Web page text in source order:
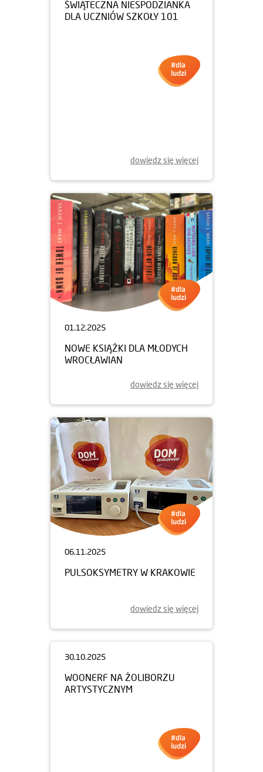
dowiedz się więcej
01.12.2025
NOWE KSIĄŻKI DLA MŁODYCH
WROCŁAWIAN
dowiedz się więcej
06.11.2025
PULSOKSYMETRY W KRAKOWIE
dowiedz się więcej